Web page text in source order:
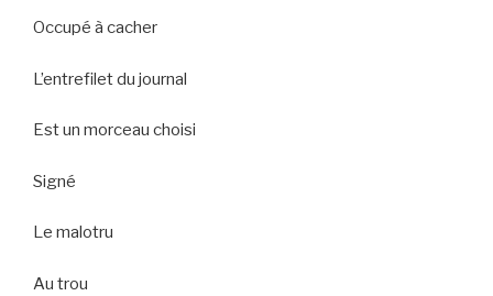
Occupé à cacher
L’entrefilet du journal
Est un morceau choisi
Signé
Le malotru
Au trou